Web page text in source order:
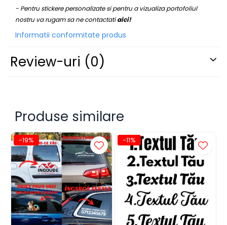
STICKERE UTILAJE AGRICOLE
VANATOARE - PESCUIT
PRODUSE PERSONALIZATE FIRME
PLACUTE INFORMATIVE
BANNERE PERSONALIZATE
TRICOURI PERSONALIZATE
TRICOURI MĂRCI AUTO
TRICOURI AUDI
TRICOURI BMW
TRICOURI DACIA
TRICOURI FORD
- Pentru stickere personalizate si pentru a vizualiza portofoliul
nostru va rugam sa ne contactatiaici!
Informatii conformitate produs
Review-uri (0)
Produse similare
-19% -11%